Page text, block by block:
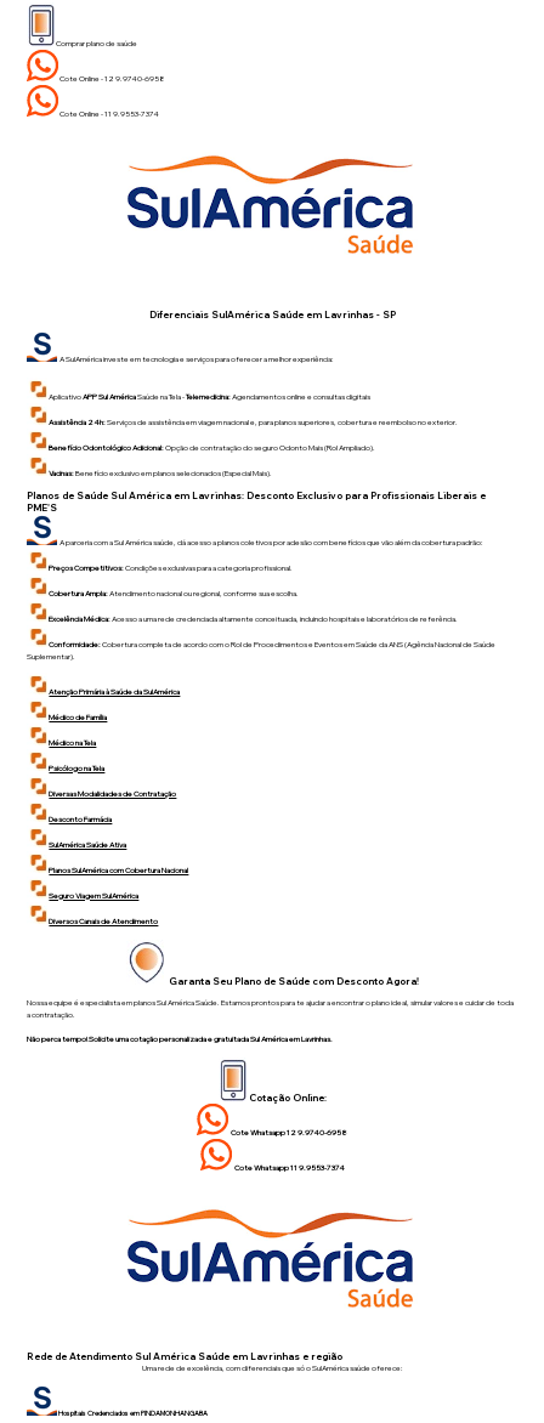
Comprar plano de saúde
Cote Online - 12 9.9740-6958
Cote Online - 11 9.9553-7374
Diferenciais SulAmérica Saúde em Lavrinhas - SP
A SulAmérica investe em tecnologia e serviços para oferecer a melhor experiência:
AplicativoAPP Sul AméricaSaúde na Tela -Telemedicina:Agendamentos online e consultas digitais
Assistência 24h:Serviços de assistência em viagem nacional e, para planos superiores, cobertura e reembolso no exterior.
Benefício Odontológico Adicional:Opção de contratação do seguro Odonto Mais (Rol Ampliado).
Vacinas:Benefício exclusivo em planos selecionados (Especial Mais).
Planos de Saúde Sul América emLavrinhas: Desconto Exclusivo para Profissionais Liberais e
PME'S
A parceria com a Sul América saúde, dá acesso a planos coletivos por adesão com benefícios que vão além da cobertura padrão:
Preços Competitivos:Condições exclusivas para a categoria profissional.
Cobertura Ampla:Atendimento nacional ou regional, conforme sua escolha.
Excelência Médica:Acesso a uma rede credenciada altamente conceituada, incluindo hospitais e laboratórios de referência.
Conformidade:Cobertura completa de acordo com o Rol de Procedimentos e Eventos em Saúde da ANS (Agência Nacional de Saúde
Suplementar).
Atenção Primária à Saúde da SulAmérica
Médico de Família
Médico na Tela
Psicólogo na Tela
Diversas Modalidades de Contratação
Desconto Farmácia
SulAmérica Saúde Ativa
Planos SulAmérica com Cobertura Nacional
Seguro Viagem SulAmérica
Diversos Canais de Atendimento
Garanta Seu Plano de Saúde com Desconto Agora!
Nossa equipe é especialista em planos Sul América Saúde. Estamos prontos para te ajudar a encontrar o plano ideal, simular valores e cuidar de toda
a contratação.
Não perca tempo! Solicite uma cotação personalizada e gratuitada Sul América em Lavrinhas.
Cotação Online:
Cote Whatsapp 12 9.9740-6958
Cote Whatsapp 11 9.9553-7374
Rede de Atendimento Sul América Saúde em Lavrinhas e região
Uma rede de excelência, com diferenciais que só o SulAmérica saúde oferece:
Hospitais Credenciados em PINDAMONHANGABA